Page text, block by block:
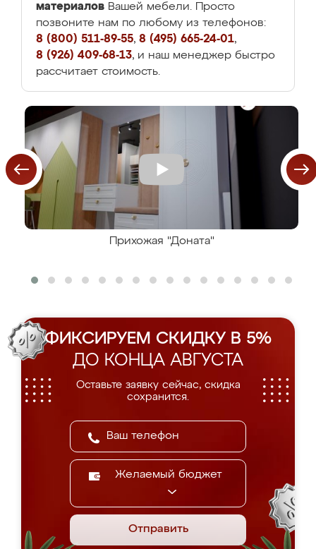
материалов Вашей мебели. Просто
позвоните нам по любому из телефонов:
8 (800) 511-89-55, 8 (495) 665-24-01,
8 (926) 409-68-13, и наш менеджер быстро
рассчитает стоимость.
Прихожая "Доната"
ФИКСИРУЕМ СКИДКУ В 5%
ДО КОНЦА АВГУСТА
Оставьте заявку сейчас, скидка
сохранится.
Желаемый бюджет
Отправить